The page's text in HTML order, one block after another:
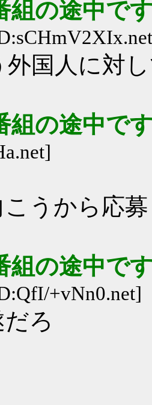
組の途中で
外国人に対
組の途中で
うから応
組の途中で
+vNn0.net]
ろ